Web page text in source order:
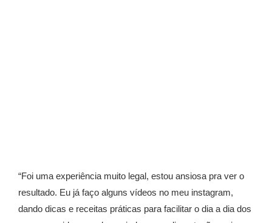
“Foi uma experiência muito legal, estou ansiosa pra ver o
resultado. Eu já faço alguns vídeos no meu instagram,
dando dicas e receitas práticas para facilitar o dia a dia dos